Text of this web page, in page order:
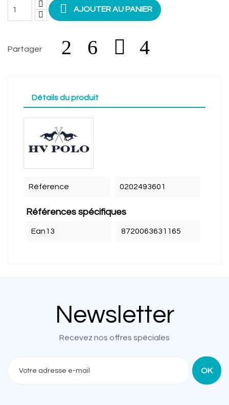
 AJOUTER AU PANIER
Partager
Détails du produit
Référence 0202493601
Références spécifiques
Ean13 8720063631165
Newsletter
Recevez nos offres spéciales